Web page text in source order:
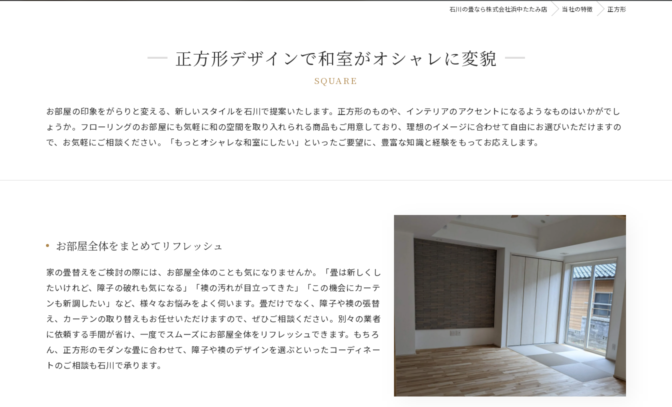
石川の畳なら株式会社浜中たたみ店 当社の特徴 正方形
正方形デザインで和室がオシャレに変貌
SQUARE
お部屋の印象をがらりと変える、新しいスタイルを石川で提案いたします。正方形のものや、インテリアのアクセントになるようなものはいかがでし
ょうか。フローリングのお部屋にも気軽に和の空間を取り入れられる商品もご用意しており、理想のイメージに合わせて自由にお選びいただけますの
で、お気軽にご相談ください。「もっとオシャレな和室にしたい」といったご要望に、豊富な知識と経験をもってお応えします。
お部屋全体をまとめてリフレッシュ
家の畳替えをご検討の際には、お部屋全体のことも気になりませんか。「畳は新しくし
たいけれど、障子の破れも気になる」「襖の汚れが目立ってきた」「この機会にカーテ
ンも新調したい」など、様々なお悩みをよく伺います。畳だけでなく、障子や襖の張替
え、カーテンの取り替えもお任せいただけますので、ぜひご相談ください。別々の業者
に依頼する手間が省け、一度でスムーズにお部屋全体をリフレッシュできます。もちろ
ん、正方形のモダンな畳に合わせて、障子や襖のデザインを選ぶといったコーディネー
トのご相談も石川で承ります。